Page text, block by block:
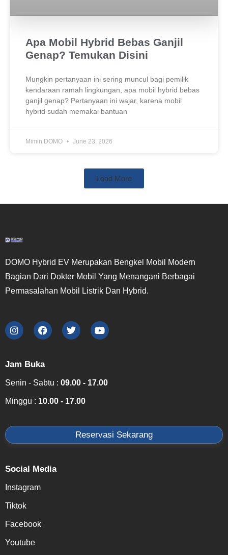
Apa Mobil Hybrid Bebas Ganjil
Genap? Temukan Disini
Mungkin pertanyaan ini sering muncul bagi pemilik
kendaraan ramah lingkungan, apa mobil hybrid bebas
ganjil genap? Pertanyaan ini wajar, karena mobil
hybrid sudah memakai bantuan
Mimin DOMO June 23, 2026
Load More
DOMO Hybrid EV Merupakan Bengkel Mobil Modern
Bagian Dari Dokter Mobil Yang Menangani Berbagai
Permasalahan Mobil Listrik Dan Hybrid.
Jam Buka
Senin - Sabtu : 09.00 - 17.00
Minggu : 10.00 - 17.00
Reservasi Sekarang
Social Media
Instagram
Tiktok
Facebook
Youtube